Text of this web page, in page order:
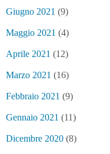
Giugno 2021 (9)
Maggio 2021 (4)
Aprile 2021 (12)
Marzo 2021 (16)
Febbraio 2021 (9)
Gennaio 2021 (11)
Dicembre 2020 (8)